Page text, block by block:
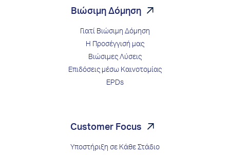
Βιώσιμη Δόμηση
Γιατί Βιώσιμη Δόμηση
Η Προσέγγισή μας
Βιώσιμες Λύσεις
Επιδόσεις μέσω Kαινοτομίας
EPDs
Customer Focus
Υποστήριξη σε Κάθε Στάδιο